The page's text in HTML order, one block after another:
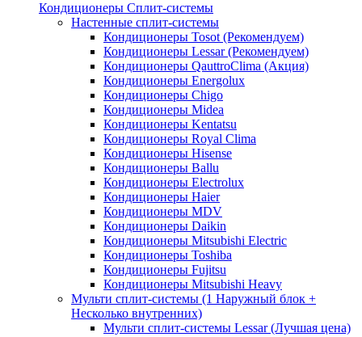
Кондиционеры Сплит-системы
Настенные сплит-системы
Кондиционеры Tosot (Рекомендуем)
Кондиционеры Lessar (Рекомендуем)
Кондиционеры QauttroClima (Акция)
Кондиционеры Energolux
Кондиционеры Chigo
Кондиционеры Midea
Кондиционеры Kentatsu
Кондиционеры Royal Clima
Кондиционеры Hisense
Кондиционеры Ballu
Кондиционеры Electrolux
Кондиционеры Haier
Кондиционеры MDV
Кондиционеры Daikin
Кондиционеры Mitsubishi Electric
Кондиционеры Toshiba
Кондиционеры Fujitsu
Кондиционеры Mitsubishi Heavy
Мульти сплит-системы (1 Наружный блок +
Несколько внутренних)
Мульти сплит-системы Lessar (Лучшая цена)